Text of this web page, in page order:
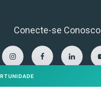
Conecte-se Conosco